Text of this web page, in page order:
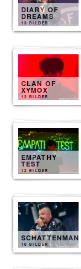
DIARY OF
DREAMS
13 BILDER
CLAN OF
XYMOX
12 BILDER
EMPATHY
TEST
12 BILDER
SCHATTENMANN
10 BILDER